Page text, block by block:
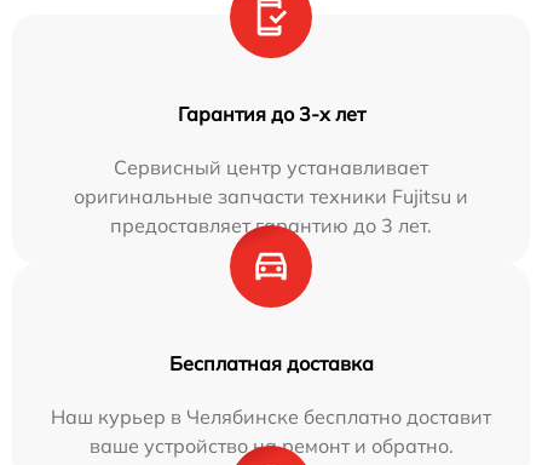
Гарантия до 3-х лет
Сервисный центр устанавливает
оригинальные запчасти техники Fujitsu и
предоставляет гарантию до 3 лет.
Бесплатная доставка
Наш курьер в Челябинске бесплатно доставит
ваше устройство на ремонт и обратно.